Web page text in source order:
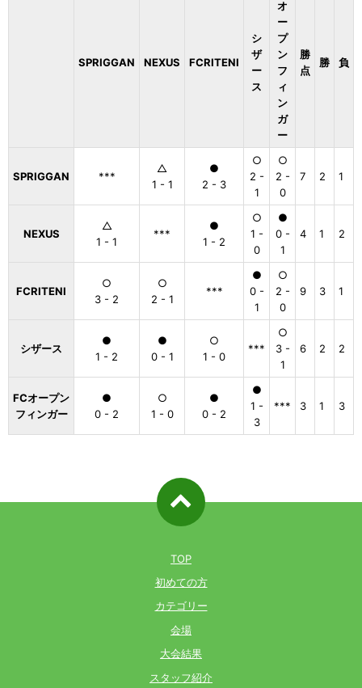
SPRIGGAN NEXUS FCRITENI
シ
ザ
ー
ス
オ
ー
プ
ン
フ
ィ
ン
ガ
ー
勝
点
勝 負
SPRIGGAN ***
△
1 - 1
●
2 - 3
○
2 -
1
○
2 -
0
7 2 1
NEXUS
△
1 - 1
***
●
1 - 2
○
1 -
0
●
0 -
1
4 1 2
FCRITENI
○
3 - 2
○
2 - 1
***
●
0 -
1
○
2 -
0
9 3 1
シザース
●
1 - 2
●
0 - 1
○
1 - 0
***
○
3 -
1
6 2 2
FCオープン
フィンガー
●
0 - 2
○
1 - 0
●
0 - 2
●
1 -
3
*** 3 1 3
TOP
初めての方
カテゴリー
会場
大会結果
スタッフ紹介